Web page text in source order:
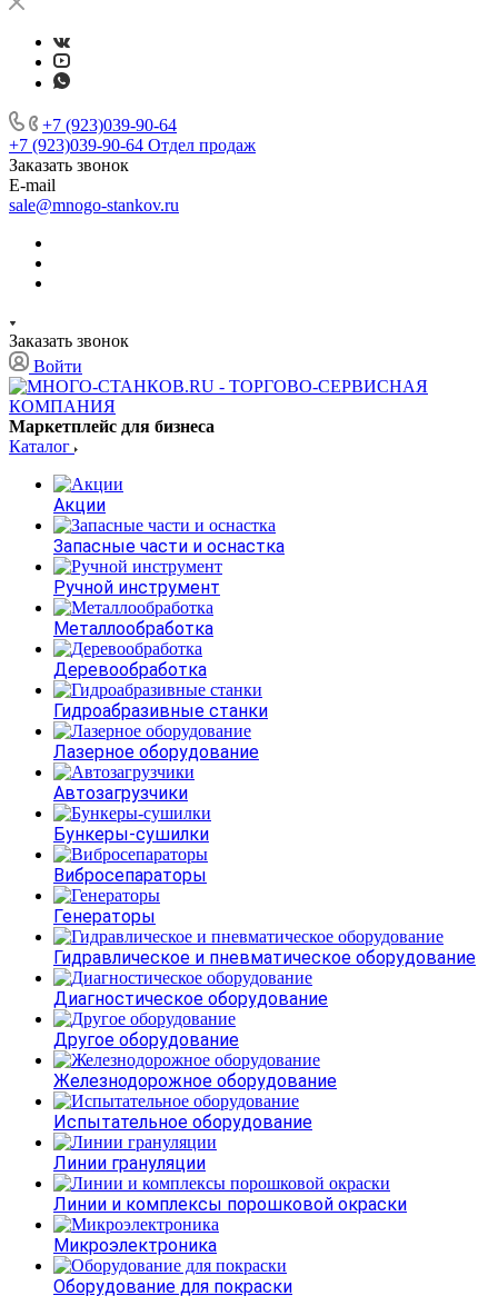
+7 (923)039-90-64
+7 (923)039-90-64 Отдел продаж
Заказать звонок
E-mail
sale@mnogo-stankov.ru
Заказать звонок
Войти
Маркетплейс для бизнеса
Каталог
Акции
Запасные части и оснастка
Ручной инструмент
Металлообработка
Деревообработка
Гидроабразивные станки
Лазерное оборудование
Автозагрузчики
Бункеры-сушилки
Вибросепараторы
Генераторы
Гидравлическое и пневматическое оборудование
Диагностическое оборудование
Другое оборудование
Железнодорожное оборудование
Испытательное оборудование
Линии грануляции
Линии и комплексы порошковой окраски
Микроэлектроника
Оборудование для покраски